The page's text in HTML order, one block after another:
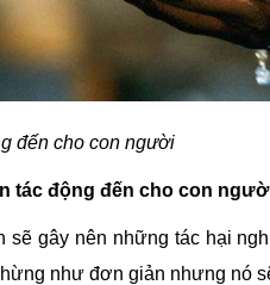
đến cho con người
tác động đến cho con
sẽ gây nên những tác hại
như đơn giản nhưng nó